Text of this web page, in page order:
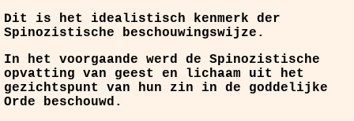
Dit is het idealistisch kenmerk der
Spinozistische beschouwingswijze.
In het voorgaande werd de Spinozistische
opvatting van geest en lichaam uit het
gezichtspunt van hun zin in de goddelijke
Orde beschouwd.